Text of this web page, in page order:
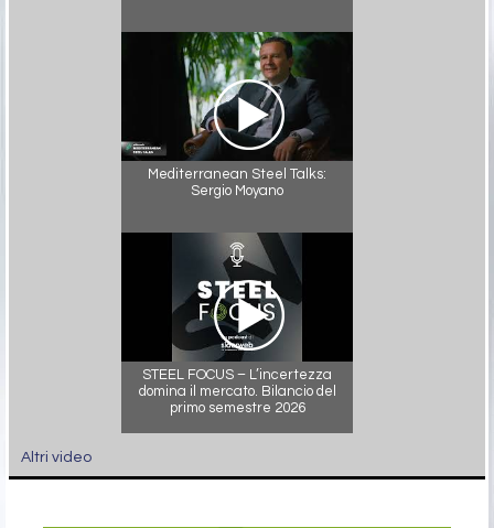
Mediterranean Steel Talks:
Sergio Moyano
STEEL FOCUS – L’incertezza
domina il mercato. Bilancio del
primo semestre 2026
Altri video